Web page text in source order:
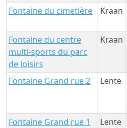
Fontaine du cimetière
Kraan
Fontaine du centre
multi-sports du parc
de loisirs
Kraan
Fontaine Grand rue 2
Lente
Fontaine Grand rue 1
Lente